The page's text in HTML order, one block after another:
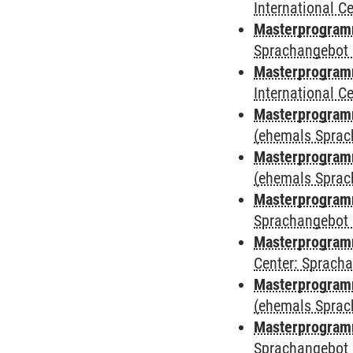
International
International
(ehemals
(ehemals
Center:
(ehemals